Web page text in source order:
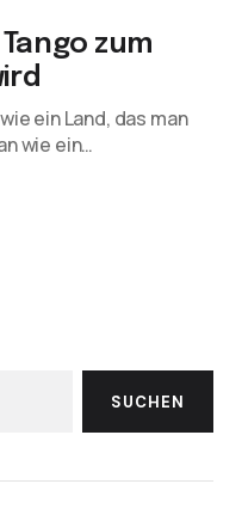
zum
ein Land, das man
wie ein…
SUCHEN